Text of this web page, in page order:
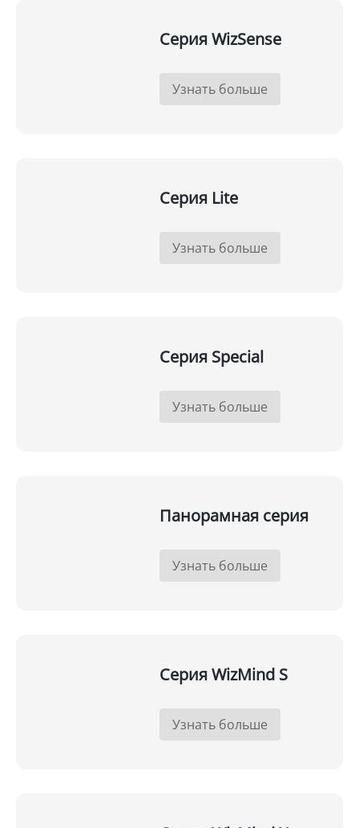
Серия WizSense
Узнать больше
Серия Lite
Узнать больше
Серия Special
Узнать больше
Панорамная серия
Узнать больше
Серия WizMind S
Узнать больше